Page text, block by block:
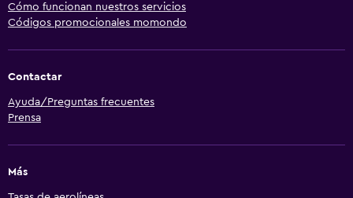
Cómo funcionan nuestros servicios
Códigos promocionales momondo
Contactar
Ayuda/Preguntas frecuentes
Prensa
Más